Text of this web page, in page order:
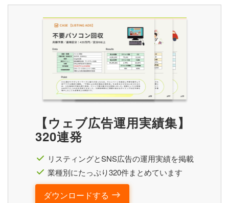
【ウェブ広告運用実績集】
320連発
リスティングとSNS広告の運用実績を掲載
業種別にたっぷり320件まとめています
ダウンロードする